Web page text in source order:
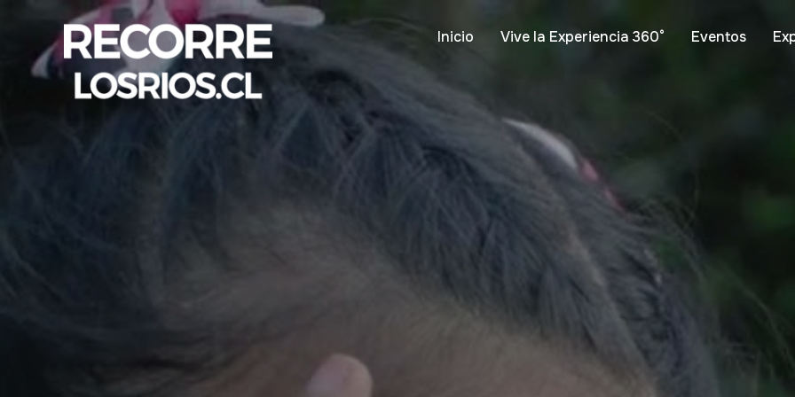
Inicio Vive la Experiencia 360° Eventos